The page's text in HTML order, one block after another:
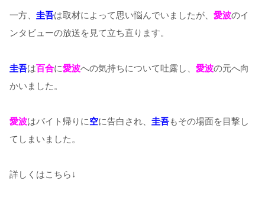
一方、 圭吾は取材によって思い悩んでいましたが、 愛波のイ
ンタビューの放送を見て立ち直ります。
圭吾は百合に愛波への気持ちについて吐露し、 愛波の元へ向
かいました。
愛波はバイト帰りに空に告白され、 圭吾もその場面を目撃し
てしまいました。
詳しくはこちら↓